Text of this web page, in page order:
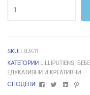
SKU: L83411
КАТЕГОРИИ LILLIPUTIENS,
ЕДУКАТИВНИ И КРЕАТИВНИ
СПОДЕЛИ
FacebookTwitterLinkedin